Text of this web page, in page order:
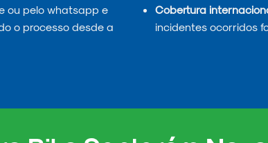
ou pelo whatsapp e
o processo desde a
Cobertura
incidentes ocorridos